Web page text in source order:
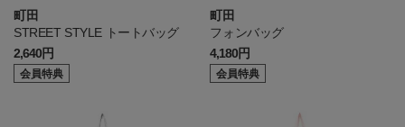
町田
STREET STYLE トートバッグ
2,640円
会員特典
町田
フォンバッグ
4,180円
会員特典